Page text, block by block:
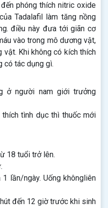
phóng thích nitric oxide
Tadalafil làm tăng nồng
điều này đưa tới giãn cơ
vào trong mô dương vật,
Khi không có kích thích
có tác dụng gì.
ở người nam giới trưởng
tình dục thì thuốc mới
18 tuổi trở lên.
lần/ngày. Uống khôngliên
đến 12 giờ trước khi sinh